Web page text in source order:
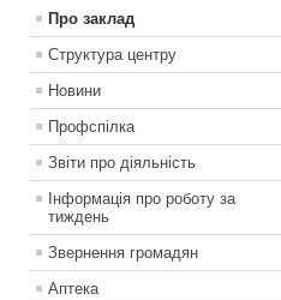
Про заклад
Структура центру
Новини
Профспілка
Звіти про діяльність
Інформація про роботу за
тиждень
Звернення громадян
Аптека